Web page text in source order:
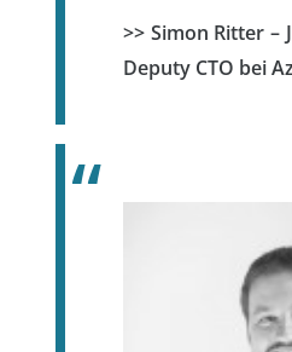
>> Simon Ritter –
Deputy CTO bei